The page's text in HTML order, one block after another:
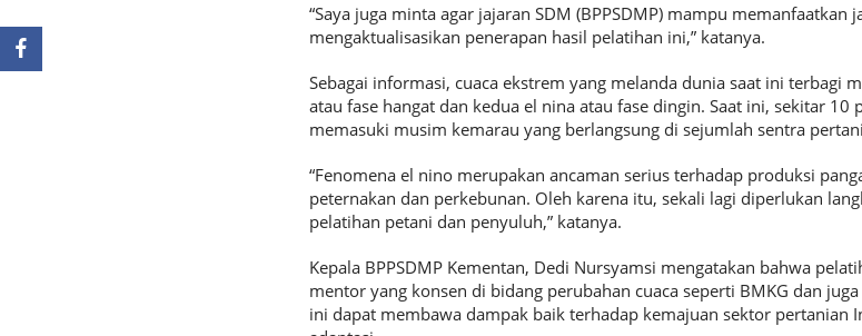
“Saya juga minta agar jajaran SDM (BPPSDMP) mampu
mengaktualisasikan penerapan hasil pelatihan ini,” katanya.
Sebagai informasi, cuaca ekstrem yang melanda dunia saat ini terbagi
atau fase hangat dan kedua el nina atau fase dingin. Saat ini, sekitar 10
memasuki musim kemarau yang berlangsung di sejumlah sentra
“Fenomena el nino merupakan ancaman serius terhadap produksi
peternakan dan perkebunan. Oleh karena itu, sekali lagi diperlukan
pelatihan petani dan penyuluh,” katanya.
Kepala BPPSDMP Kementan, Dedi Nursyamsi mengatakan bahwa
mentor yang konsen di bidang perubahan cuaca seperti BMKG dan
ini dapat membawa dampak baik terhadap kemajuan sektor pertanian